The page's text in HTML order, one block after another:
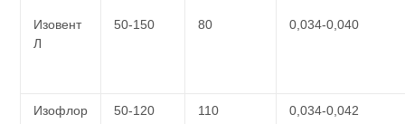
Изовент
Л
50-150 80 0,034-0,040
Изофлор 50-120 110 0,034-0,042